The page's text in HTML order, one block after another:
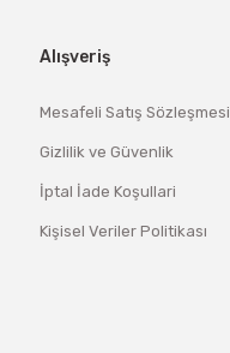
Alışveriş
Mesafeli Satış Sözleşmesi
Gizlilik ve Güvenlik
İptal İade Koşullari
Kişisel Veriler Politikası